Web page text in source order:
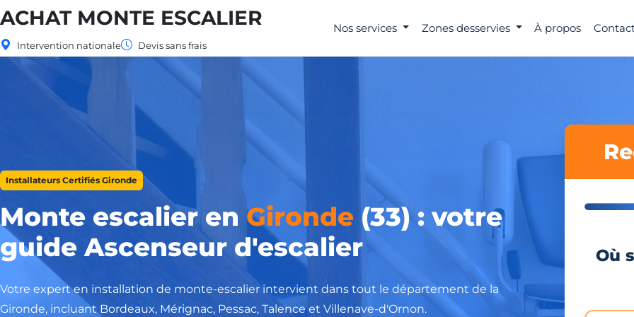
ACHAT MONTE ESCALIER
Intervention nationale Devis sans frais
Nos services Zones desservies À propos
Installateurs Certifiés Gironde
Monte escalier en Gironde (33) : votre
guide Ascenseur d'escalier
Votre expert en installation de monte-escalier intervient dans tout le département de la
Gironde, incluant Bordeaux, Mérignac, Pessac, Talence et Villenave-d'Ornon.
Où